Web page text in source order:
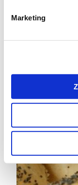
Marketing
przez 15-17
siateczce.